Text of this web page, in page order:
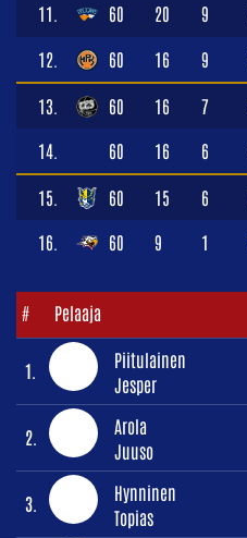
11. 60 20 9
12. 60 16 9
13. 60 16 7
14. 60 16 6
15. 60 15 6
16. 60 9 1
# Pelaaja
1.
Piitulainen
Jesper
2.
Arola
Juuso
3.
Hynninen
Topias